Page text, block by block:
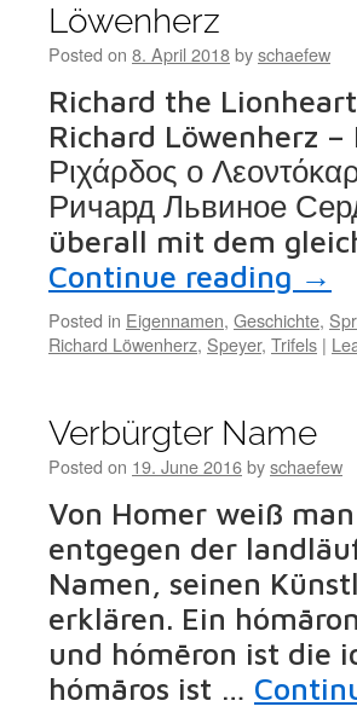
Löwenherz
Posted on 8. April 2018byschaefew
Richard the
Richard Löwenherz –
Ριχάρδος ο
Ричард Львиное
überall mit dem
Continue reading →
Posted in Eigennamen, Geschichte,
Richard Löwenherz, Speyer, Trifels |
Verbürgter Name
Posted on 19. June 2016byschaefew
Von Homer weiß
entgegen der
Namen, seinen
erklären. Ein
und hómēron ist die
hómāros ist …